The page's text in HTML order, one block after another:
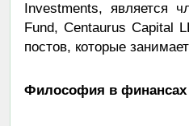
Investments, является
Fund, Centaurus Capital
постов, которые
Философия в финансах